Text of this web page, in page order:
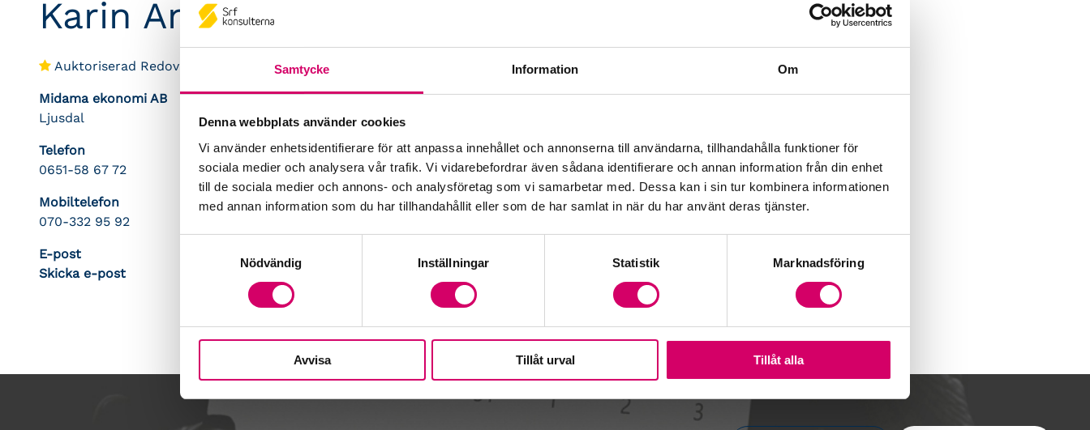
Samtycke Information Om
Denna webbplats använder cookies
Vi använder enhetsidentifierare för att anpassa innehållet och annonserna till användarna, tillhandahålla funktioner för
sociala medier och analysera vår trafik. Vi vidarebefordrar även sådana identifierare och annan information från din enhet
till de sociala medier och annons- och analysföretag som vi samarbetar med. Dessa kan i sin tur kombinera informationen
med annan information som du har tillhandahållit eller som de har samlat in när du har använt deras tjänster.
Nödvändig
Inställningar Statistik Marknadsföring
Avvisa Tillåt urval Tillåt alla
Karin Andersson
Auktoriserad Redovisningskonsult
Midama ekonomi AB
Ljusdal
Telefon
0651-58 67 72
Mobiltelefon
070-332 95 92
E-post
Skicka e-post